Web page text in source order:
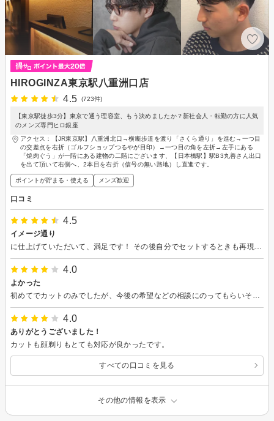
HIROGINZA東京駅八重洲口店
4.5
(723件)
【東京駅徒歩3分】東京で通う理容室、もう決めましたか？新社会人・転勤の方に人気
のメンズ専門ヒロ銀座
アクセス：【JR東京駅】八重洲北口→横断歩道を渡り「さくら通り」を進む→一つ目
の交差点を右折（ゴルフショップつるやが目印）→一つ目の角を左折→左手にある
「焼肉ぐう」が一階にある建物の二階にございます、【日本橋駅】駅B3丸善さん出口
を出て頂いて右側へ、2本目を右折（信号の無い路地）し直進です。
ポイントが貯まる・使える メンズ歓迎
口コミ
4.5
イメージ通り
4.0
よかった
4.0
ありがとうございました！
カットも顔剃りもとても対応が良かったです。
すべての口コミを見る
その他の情報を表示